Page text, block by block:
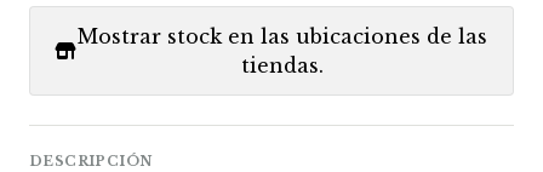
Mostrar stock en las ubicaciones de las
tiendas.
DESCRIPCIÓN